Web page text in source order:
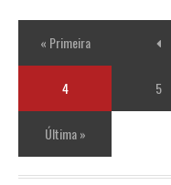
« Primeira
4 5
Última »